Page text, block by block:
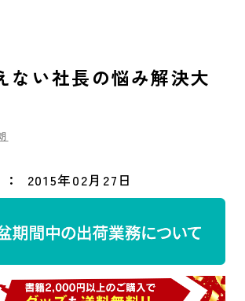
ない社長の悩み解決大
2015年02月27日